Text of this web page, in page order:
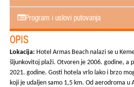
Program i uslovi putovanja
OPIS
Lokacija: Hotel Armas Beach nalazi se u
šljunkovitoj plaži. Otvoren je 2006. godine, a
2021. godine. Gosti hotela vrlo lako i brzo
koji je udaljen samo 1,5 km. Od aerodroma u